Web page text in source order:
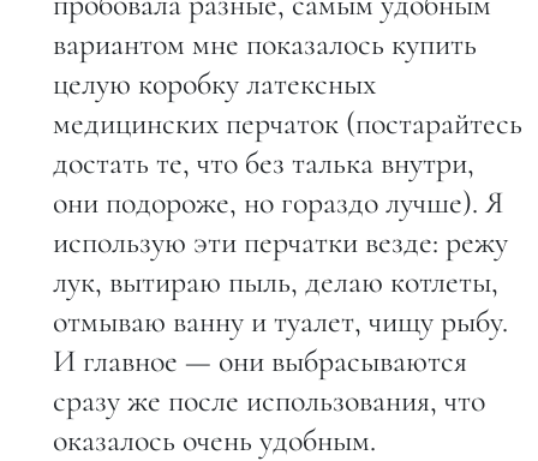
вариантом мне показалось купить
целую коробку латексных
медицинских перчаток (постарайтесь
достать те, что без талька внутри,
они подороже, но гораздо лучше). Я
использую эти перчатки везде: режу
лук, вытираю пыль, делаю котлеты,
отмываю ванну и туалет, чищу рыбу.
И главное — они выбрасываются
сразу же после использования, что
оказалось очень удобным.